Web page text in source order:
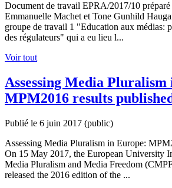
Document de travail EPRA/2017/10
Emmanuelle Machet et Tone Gunhild
groupe de travail 1 "Education aux médias:
des régulateurs" qui a eu lieu l...
Voir tout
Assessing Media Pluralism
MPM2016 results
Publié le 6 juin 2017 (public)
Assessing Media Pluralism in Europe:
On 15 May 2017, the European University
Media Pluralism and Media Freedom
released the 2016 edition of the ...